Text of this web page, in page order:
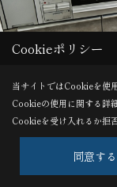
キッチン。
Cookieポリシー
当サイトではCookieを使
Cookieの使用に関する詳
Cookieを受け入れるか拒
同意する